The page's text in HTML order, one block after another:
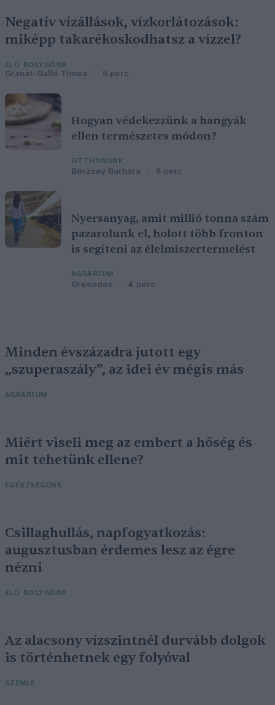
Negatív vízállások, vízkorlátozások:
miképp takarékoskodhatsz a vízzel?
ÉLŐ BOLYGÓNK
Granát-Galló Tímea 5 perc
Hogyan védekezzünk a hangyák
ellen természetes módon?
OTTHONUNK
Börzsey Barbara 5 perc
Nyersanyag, amit millió tonna szám
pazarolunk el, holott több fronton
is segíteni az élelmiszertermelést
AGRÁRIUM
Greendex 4 perc
Minden évszázadra jutott egy
„szuperaszály”, az idei év mégis más
AGRÁRIUM
Miért viseli meg az embert a hőség és
mit tehetünk ellene?
EGÉSZSÉGÜNK
Csillaghullás, napfogyatkozás:
augusztusban érdemes lesz az égre
nézni
ÉLŐ BOLYGÓNK
Az alacsony vízszintnél durvább dolgok
is történhetnek egy folyóval
SZEMLE